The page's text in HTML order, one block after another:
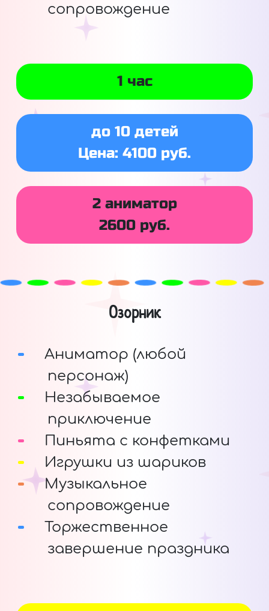
сопровождение
1 час
до 10 детей
Цена: 4100 руб.
2 аниматор
2600 руб.
Озорник
Аниматор (любой
персонаж)
Незабываемое
приключение
Пиньята с конфетками
Игрушки из шариков
Музыкальное
сопровождение
Торжественное
завершение праздника